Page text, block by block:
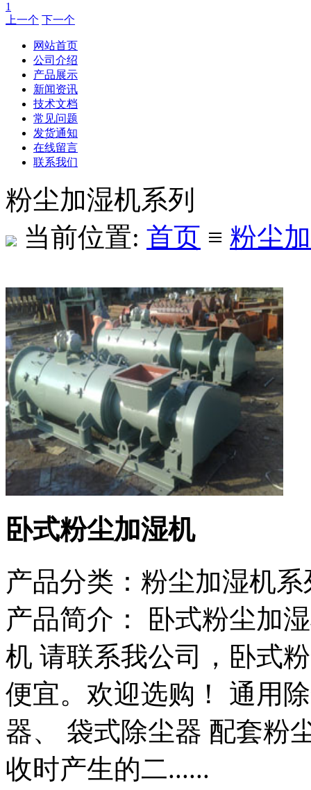
1
上一个 下一个
网站首页
公司介绍
产品展示
新闻资讯
技术文档
常见问题
发货通知
在线留言
联系我们
粉尘加湿机系列
当前位置: 首页 ≡ 粉尘
卧式粉尘加湿机
产品分类： 粉尘加湿机系
产品简介：
卧式粉尘加
机 请联系我公司，卧式
便宜。欢迎选购！ 通用
器、 袋式除尘器 配套粉
收时产生的二......